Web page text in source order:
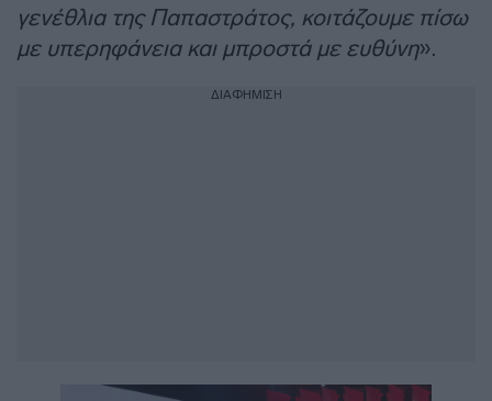
γενέθλια της Παπαστράτος, κοιτάζουμε πίσω
με υπερηφάνεια και μπροστά με ευθύνη».
ΔΙΑΦΗΜΙΣΗ